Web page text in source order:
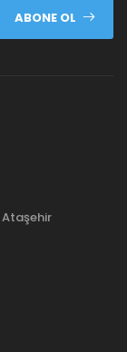
ABONE OL